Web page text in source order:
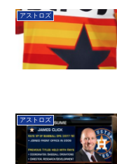
アストロズ
アストロズ